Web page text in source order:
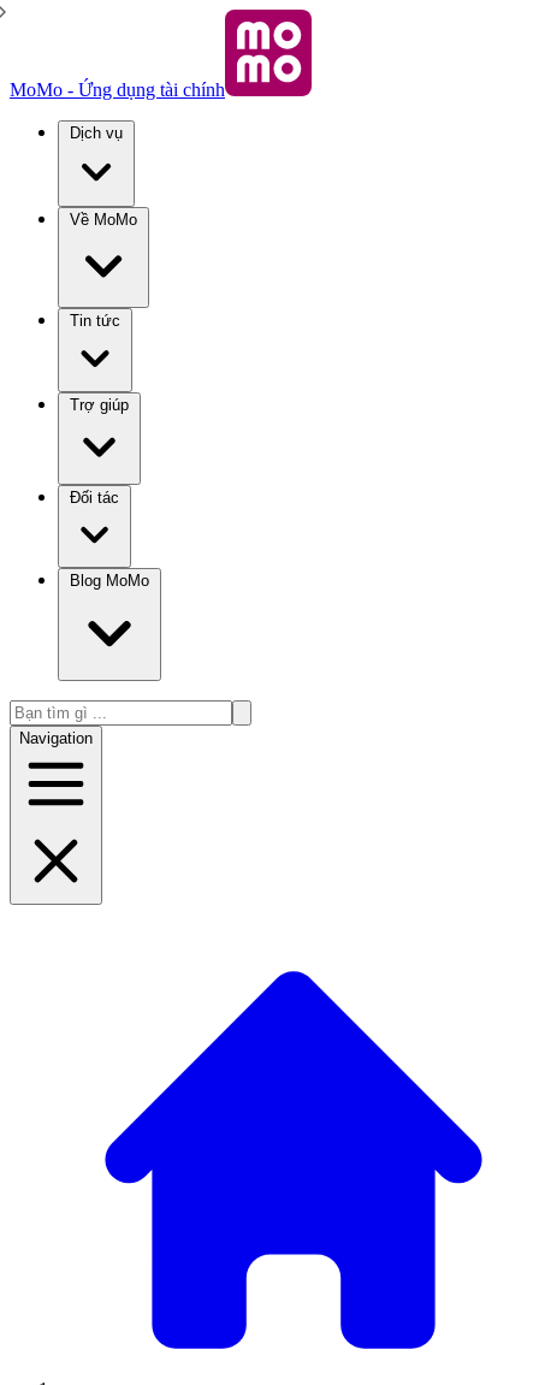
MoMo - Ứng dụng tài chính
Dịch vụ
Về MoMo
Tin tức
Trợ giúp
Đối tác
Blog MoMo
Navigation